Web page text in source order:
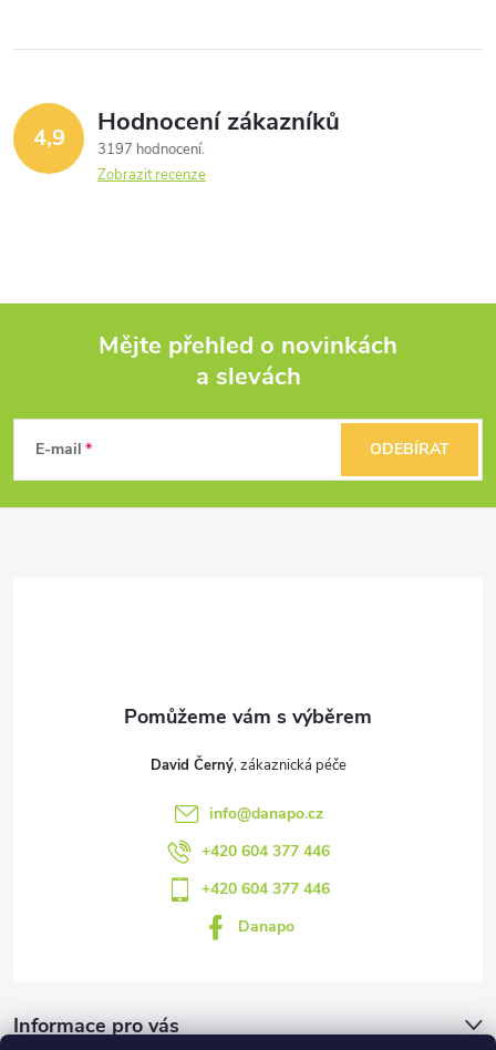
4,9 Hodnocení zákazníků
3197 hodnocení
Zobrazit recenze
p
Mějte přehled o novinkách
a slevách
E-mail ODEBÍRAT
David Černý
info@danapo.cz
+420 604 377 446
+420 604 377 446
Danapo
Informace pro vás